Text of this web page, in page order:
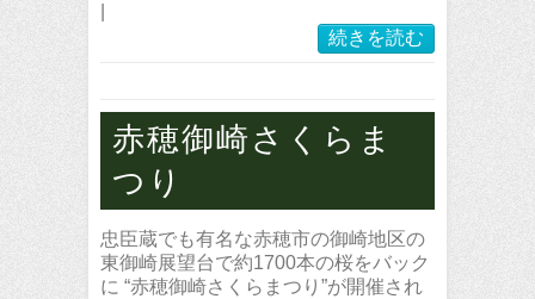
続きを読む
赤穂御崎さくらま
つり
忠臣蔵でも有名な赤穂市の御崎地区の
東御崎展望台で約1700本の桜をバック
に “赤穂御崎さくらまつり”が開催され